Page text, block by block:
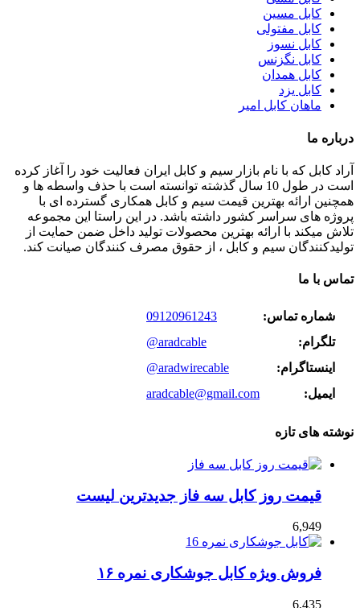
کابل مسین
کابل مفتولی
کابل نسوز
کابل نگزنس
کابل همدان
کابل یزد
ماهان کابل امیر
درباره ما
آراد کابل که با نام بازار سیم و کابل ایران فعالیت خود را آغاز کرده
است در طول 10 سال گذشته توانسته است با حذف واسطه ها و
همچنین ارائه بهترین قیمت سیم و کابل همکاری گسترده ای با
پروژه های سراسر کشور داشته باشد. در این راستا این مجموعه
تلاش میکند با ارائه بهترین محصولات تولید داخل ضمن حمایت از
تولیدکنندگان سیم و کابل ، از حقوق مصرف کنندگان صیانت کند.
تماس با ما
شماره تماس:
09120961243
تلگرام:
@aradcable
اینستاگرام:
@aradwirecable
ایمیل:
aradcable@gmail.com
نوشته های تازه
قیمت روز کابل سه فاز جدیدترین لیست
6,949
فروش ویژه کابل جوشکاری نمره ۱۶
6,435